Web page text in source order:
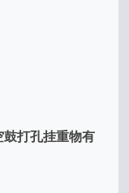
鼓打孔挂重物有